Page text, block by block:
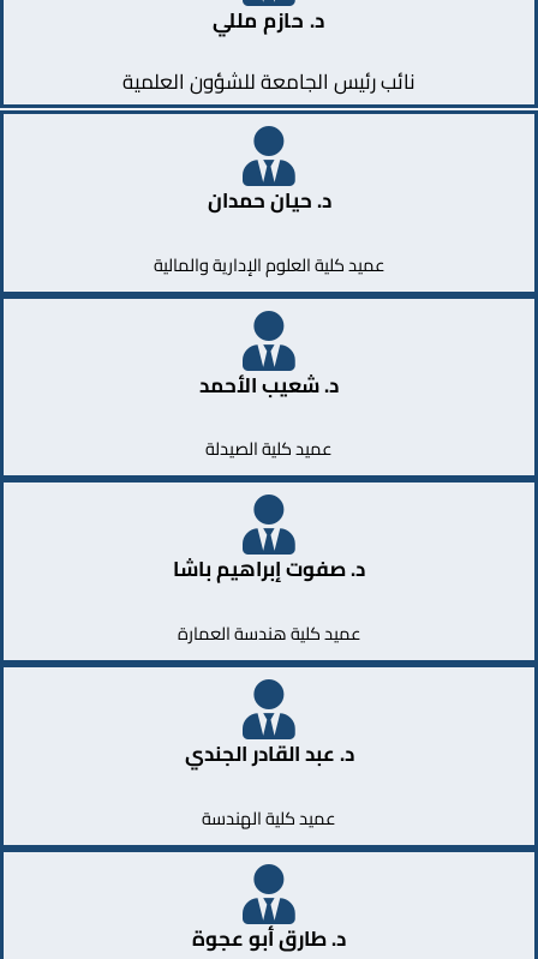
د. حازم مللي
نائب رئيس الجامعة للشؤون العلمية
د. حيان حمدان
عميد كلية العلوم الإدارية والمالية
د. شعيب الأحمد
عميد كلية الصيدلة
د. صفوت إبراهيم باشا
عميد كلية هندسة العمارة
د. عبد القادر الجندي
عميد كلية الهندسة
د. طارق أبو عجوة